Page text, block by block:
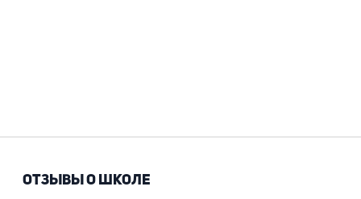
ОТЗЫВЫ О ШКОЛЕ